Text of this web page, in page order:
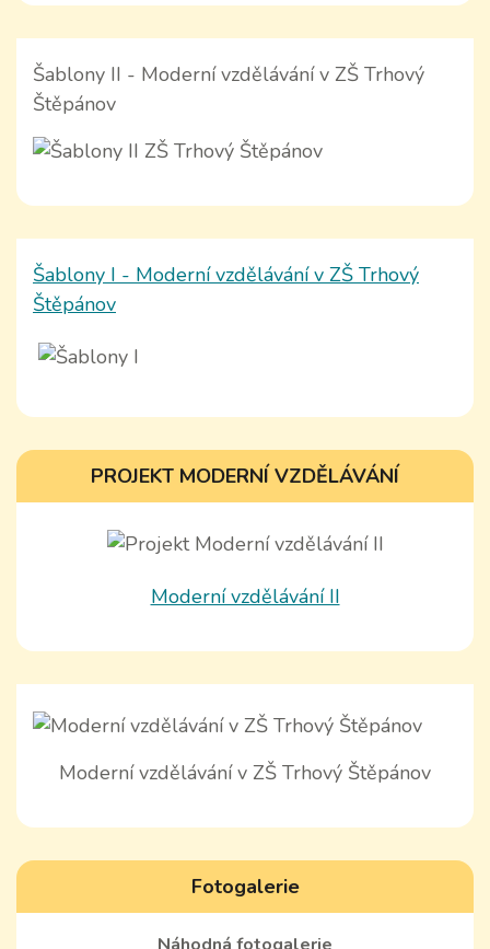
Šablony II - Moderní vzdělávání v ZŠ Trhový
Štěpánov
Šablony I - Moderní vzdělávání v ZŠ Trhový
Štěpánov
PROJEKT MODERNÍ VZDĚLÁVÁNÍ
Moderní vzdělávání II
Moderní vzdělávání v ZŠ Trhový Štěpánov
Fotogalerie